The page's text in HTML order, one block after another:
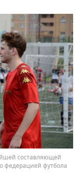
составляющей
федерацией футбола